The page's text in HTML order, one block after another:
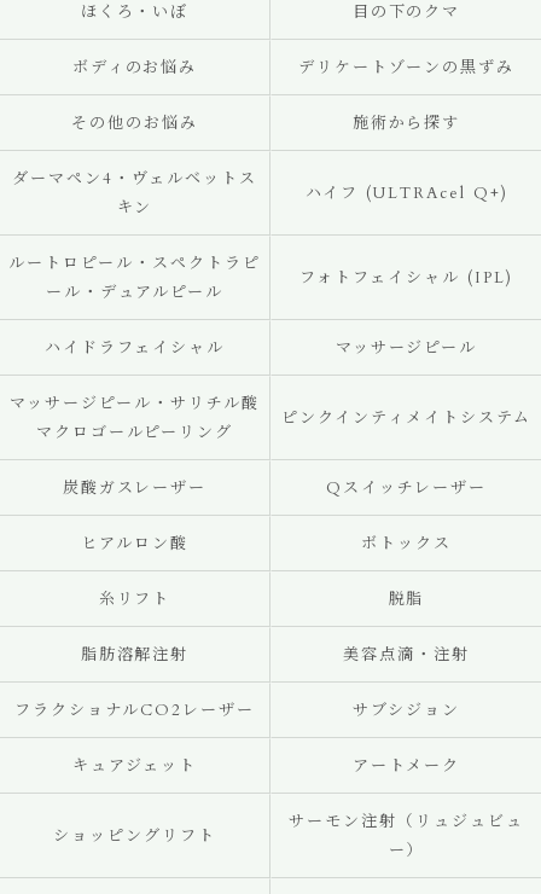
ほくろ・いぼ 目の下のクマ
ボディのお悩み デリケートゾーンの黒ずみ
その他のお悩み 施術から探す
ダーマペン4・ヴェルベットス
キン
ハイフ (ULTRAcel Q+)
ルートロピール・スペクトラピ
ール・デュアルピール
フォトフェイシャル (IPL)
ハイドラフェイシャル マッサージピール
マッサージピール・サリチル酸
マクロゴールピーリング
ピンクインティメイトシステム
炭酸ガスレーザー Qスイッチレーザー
ヒアルロン酸 ボトックス
糸リフト 脱脂
脂肪溶解注射 美容点滴・注射
フラクショナルCO2レーザー サブシジョン
キュアジェット アートメーク
ショッピングリフト
サーモン注射（リュジュビュ
ー）